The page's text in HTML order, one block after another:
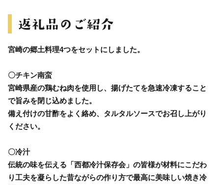
宮崎の郷土料理4つをセットにしました。
〇チキン南蛮
宮崎県産の鶏むね肉を使用し、揚げたてを急速冷凍すること
で旨みを閉じ込めました。
備え付けの甘酢をよく絡め、タルタルソースでお召し上がり
ください。
〇冷汁
伝統の味を伝える「西都冷汁保存会」の皆様が材料にこだわ
り工夫を凝らした昔ながらの作り方で最高に美味しい焼き冷